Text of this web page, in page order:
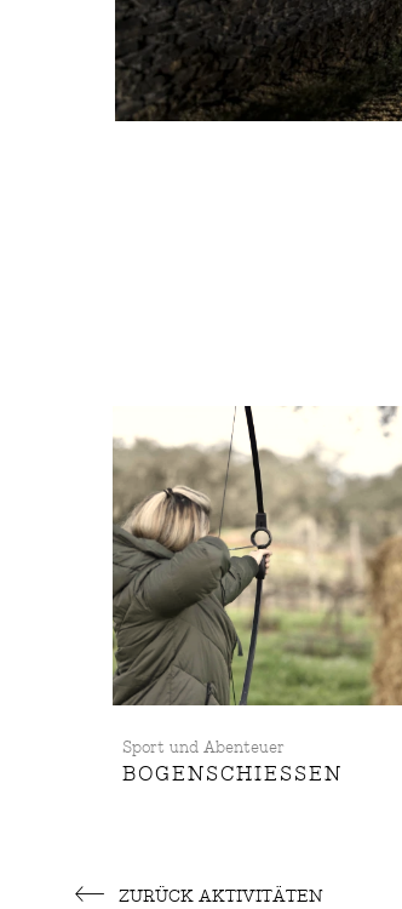
Sport und Abenteuer
BOGENSCHIESSEN
ZURÜCK AKTIVITÄTEN